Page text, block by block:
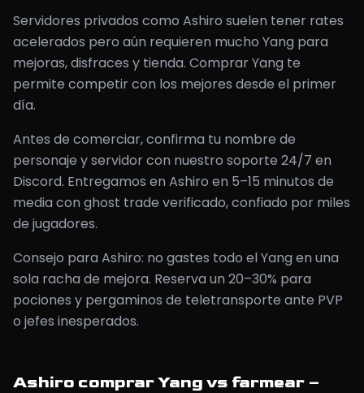
Servidores privados como Ashiro suelen tener rates
acelerados pero aún requieren mucho Yang para
mejoras, disfraces y tienda. Comprar Yang te
permite competir con los mejores desde el primer
día.
Antes de comerciar, confirma tu nombre de
personaje y servidor con nuestro soporte 24/7 en
Discord. Entregamos en Ashiro en 5–15 minutos de
media con ghost trade verificado, confiado por miles
de jugadores.
Consejo para Ashiro: no gastes todo el Yang en una
sola racha de mejora. Reserva un 20–30% para
pociones y pergaminos de teletransporte ante PVP
o jefes inesperados.
Ashiro comprar Yang vs farmear –